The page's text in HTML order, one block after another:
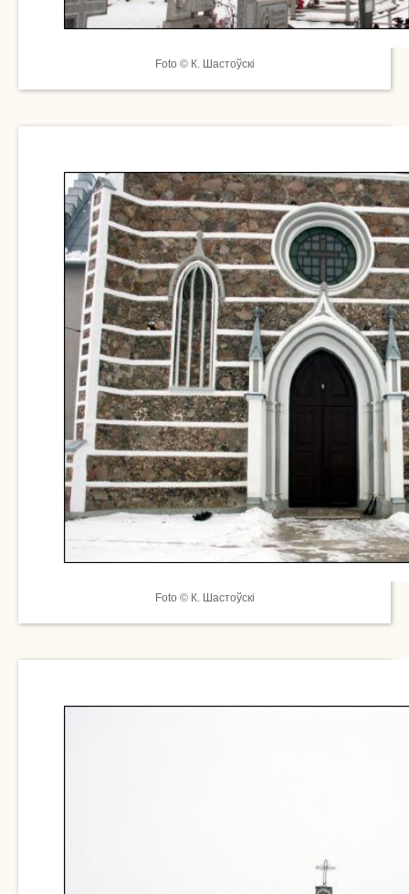
Foto © К. Шастоўскі
Foto © К. Шастоўскі